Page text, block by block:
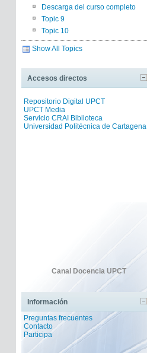
Descarga del curso completo
Topic 9
Topic 10
Show All Topics
Accesos directos
Repositorio Digital UPCT
UPCT Media
Servicio CRAI Biblioteca
Universidad Politécnica de Cartagena
Canal Docencia UPCT
Información
Preguntas frecuentes
Contacto
Participa